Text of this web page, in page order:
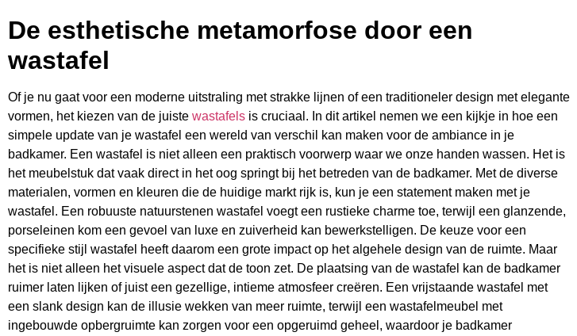
De esthetische metamorfose door een
wastafel
Of je nu gaat voor een moderne uitstraling met strakke lijnen of een traditioneler design met elegante
vormen, het kiezen van de juiste wastafels is cruciaal. In dit artikel nemen we een kijkje in hoe een
simpele update van je wastafel een wereld van verschil kan maken voor de ambiance in je
badkamer. Een wastafel is niet alleen een praktisch voorwerp waar we onze handen wassen. Het is
het meubelstuk dat vaak direct in het oog springt bij het betreden van de badkamer. Met de diverse
materialen, vormen en kleuren die de huidige markt rijk is, kun je een statement maken met je
wastafel. Een robuuste natuurstenen wastafel voegt een rustieke charme toe, terwijl een glanzende,
porseleinen kom een gevoel van luxe en zuiverheid kan bewerkstelligen. De keuze voor een
specifieke stijl wastafel heeft daarom een grote impact op het algehele design van de ruimte. Maar
het is niet alleen het visuele aspect dat de toon zet. De plaatsing van de wastafel kan de badkamer
ruimer laten lijken of juist een gezellige, intieme atmosfeer creëren. Een vrijstaande wastafel met
een slank design kan de illusie wekken van meer ruimte, terwijl een wastafelmeubel met
ingebouwde opbergruimte kan zorgen voor een opgeruimd geheel, waardoor je badkamer